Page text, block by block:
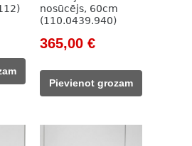
€.
nosūcējs, 60cm
(110.0439.940)
Original
was:
529,00 €.
365,00 €Current
365,00 €.
Pievienot grozam